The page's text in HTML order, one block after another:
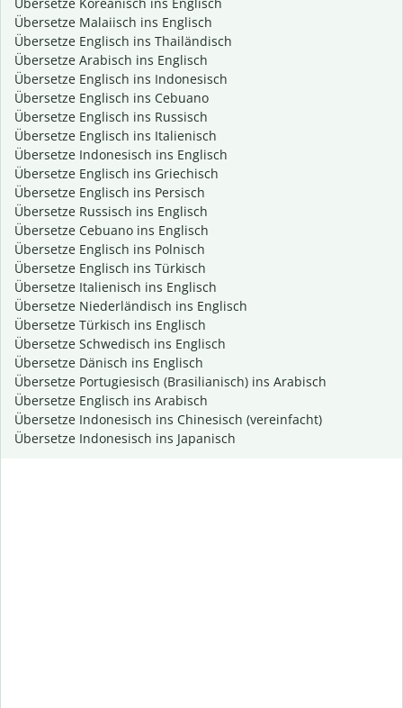
Übersetze Malaiisch ins Englisch
Übersetze Englisch ins Thailändisch
Übersetze Arabisch ins Englisch
Übersetze Englisch ins Indonesisch
Übersetze Englisch ins Cebuano
Übersetze Englisch ins Russisch
Übersetze Englisch ins Italienisch
Übersetze Indonesisch ins Englisch
Übersetze Englisch ins Griechisch
Übersetze Englisch ins Persisch
Übersetze Russisch ins Englisch
Übersetze Cebuano ins Englisch
Übersetze Englisch ins Polnisch
Übersetze Englisch ins Türkisch
Übersetze Italienisch ins Englisch
Übersetze Niederländisch ins Englisch
Übersetze Türkisch ins Englisch
Übersetze Schwedisch ins Englisch
Übersetze Dänisch ins Englisch
Übersetze Portugiesisch (Brasilianisch) ins Arabisch
Übersetze Englisch ins Arabisch
Übersetze Indonesisch ins Chinesisch (vereinfacht)
Übersetze Indonesisch ins Japanisch